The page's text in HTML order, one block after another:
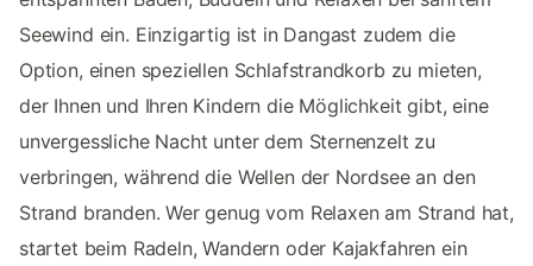
Seewind ein. Einzigartig ist in Dangast zudem die
Option, einen speziellen Schlafstrandkorb zu mieten,
der Ihnen und Ihren Kindern die Möglichkeit gibt, eine
unvergessliche Nacht unter dem Sternenzelt zu
verbringen, während die Wellen der Nordsee an den
Strand branden. Wer genug vom Relaxen am Strand hat,
startet beim Radeln, Wandern oder Kajakfahren ein